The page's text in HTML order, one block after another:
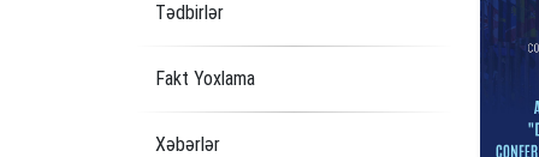
Tədbirlər
Fakt Yoxlama
Xəbərlər